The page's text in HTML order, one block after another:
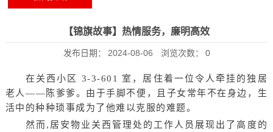
【锦旗故事】热情服务，廉明高效
发布日期： 2024-08-06 浏览次数： 0
在关西小区 3-3-601 室，居住着一位令人牵挂的独居
老人——陈爹爹。由于手脚不便，且子女常年不在身边，生
活中的种种琐事成为了他难以克服的难题。
然而,居安物业关西管理处的工作人员展现出了高度的